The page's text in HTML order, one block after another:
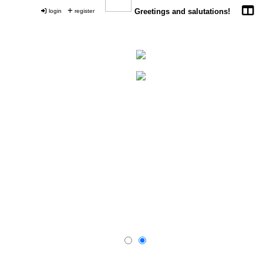
login register Greetings and salutations!